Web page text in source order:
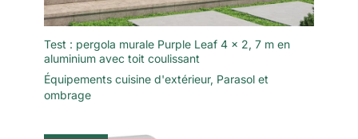
Test : pergola murale Purple Leaf 4 x 2, 7 m en
aluminium avec toit coulissant
Équipements cuisine d'extérieur, Parasol et
ombrage